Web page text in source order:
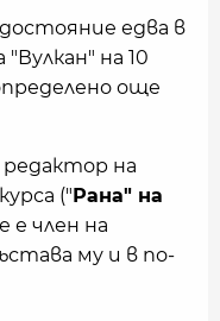
едва в
на 10
още
редактор на
("Рана" на
е член на
му и в по-